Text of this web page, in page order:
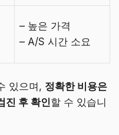
– 높은 가격
– A/S 시간 소요
있으며, 정확한 비용은
진 후 확인할 수 있습니